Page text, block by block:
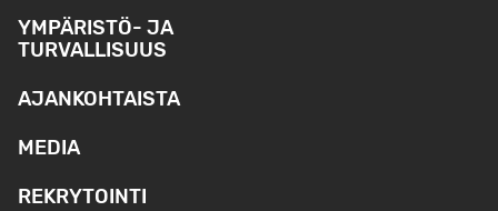
YMPÄRISTÖ- JA
TURVALLISUUS
AJANKOHTAISTA
MEDIA
REKRYTOINTI